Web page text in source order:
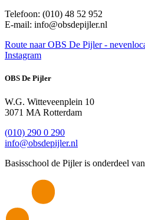
Telefoon: (010) 48 52 952
E-mail: info@obsdepijler.nl
Route naar OBS De Pijler -
Instagram
OBS De Pijler
W.G. Witteveenplein 10
3071 MA Rotterdam
(010) 290 0 290
info@obsdepijler.nl
Basisschool de Pijler is onderdeel